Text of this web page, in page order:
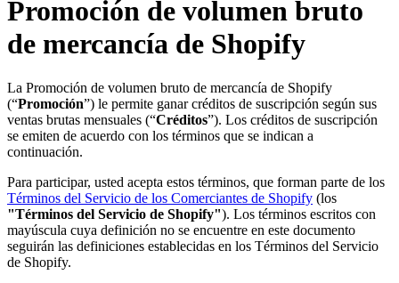
Promoción de volumen bruto
de mercancía de Shopify
La Promoción de volumen bruto de mercancía de Shopify
(“Promoción”) le permite ganar créditos de suscripción según sus
ventas brutas mensuales (“Créditos”). Los créditos de suscripción
se emiten de acuerdo con los términos que se indican a
continuación.
Para participar, usted acepta estos términos, que forman parte de los
Términos del Servicio de los Comerciantes de Shopify (los
"Términos del Servicio de Shopify"). Los términos escritos con
mayúscula cuya definición no se encuentre en este documento
seguirán las definiciones establecidas en los Términos del Servicio
de Shopify.